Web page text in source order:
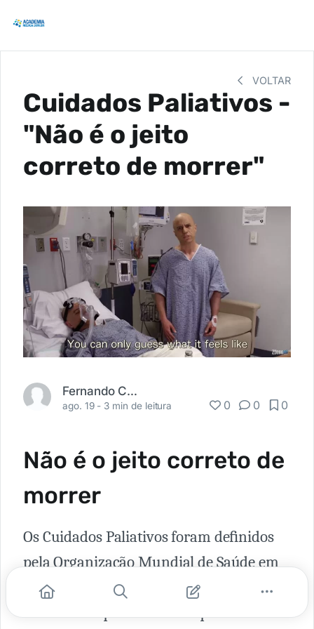
VOLTAR
Cuidados Paliativos -
"Não é o jeito
correto de morrer"
Fernando Carbonieri
ago. 19 - 3 min de leitura 0 0 0
Não é o jeito correto de
morrer
Os Cuidados Paliativos foram deﬁnidos
pela Organização Mundial de Saúde em
2002 como uma abordagem ou
tratamento que melhora a qualidade de